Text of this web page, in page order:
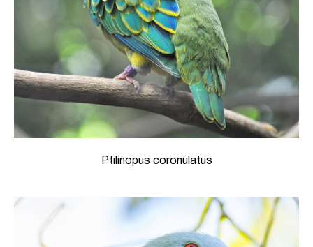
Ptilinopus coronulatus